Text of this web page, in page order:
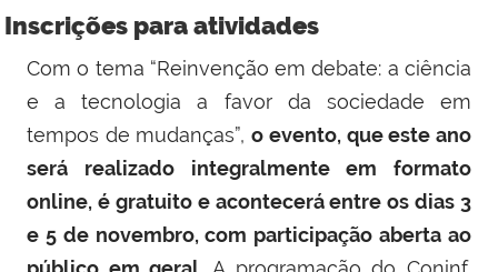
Inscrições para atividades
Com o tema “Reinvenção em debate: a ciência
e a tecnologia a favor da sociedade em
tempos de mudanças”,o evento, que este ano
será realizado integralmente em formato
online, é gratuito e acontecerá entre os dias 3
e 5 de novembro, com participação aberta ao